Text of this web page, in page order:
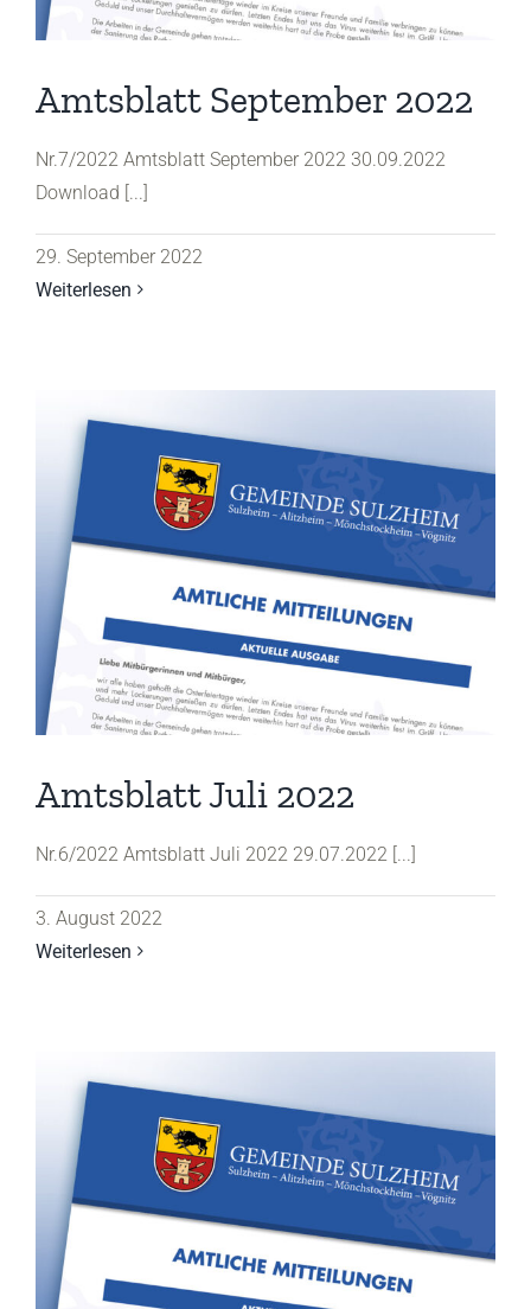
Amtsblatt September 2022
Nr.7/2022 Amtsblatt September 2022 30.09.2022
Download [...]
29. September 2022
Weiterlesen
Amtsblatt Juli 2022
Nr.6/2022 Amtsblatt Juli 2022 29.07.2022 [...]
3. August 2022
Weiterlesen